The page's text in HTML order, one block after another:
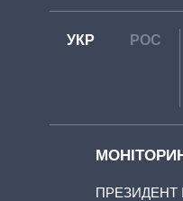
УКР РОС
ПРЕЗИДЕНТ І